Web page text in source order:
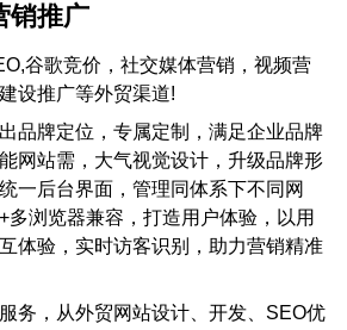
销推广
谷歌竞价，社交媒体营销，视频营
设推广等外贸渠道!
品牌定位，专属定制，满足企业品牌
网站需，大气视觉设计，升级品牌形
一后台界面，管理同体系下不同网
多浏览器兼容，打造用户体验，以用
体验，实时访客识别，助力营销精准
务，从外贸网站设计、开发、SEO优